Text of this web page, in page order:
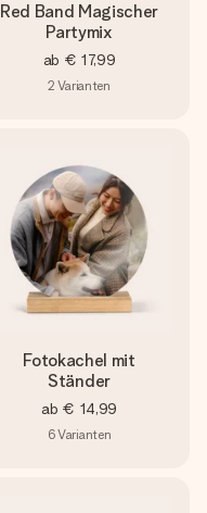
Red Band Magischer
Partymix
ab € 17,99
2 Varianten
Fotokachel mit
Ständer
ab € 14,99
6Varianten